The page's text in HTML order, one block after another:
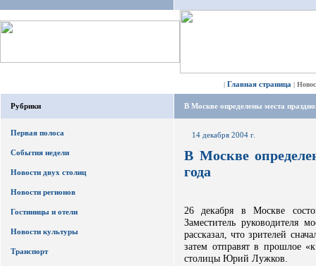
| Главная страница |
Рубрики
Первая полоса
События недели
Новости двух столиц
Новости регионов
Гостиницы и отели
Новости культуры
Транспорт
В Москве определены места
14 декабря 2004 г.
В Москве
года
26 декабря в Москве
Заместитель руководителя
рассказал, что зрителей
затем отправят в прошлое
столицы Юрий Лужков.